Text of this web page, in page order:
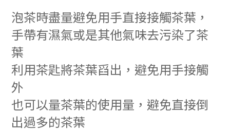
泡茶時盡量避免用手直接接觸茶葉，
手帶有濕氣或是其他氣味去污染了茶
葉
利用茶匙將茶葉舀出，避免用手接觸
外
也可以量茶葉的使用量，避免直接倒
出過多的茶葉